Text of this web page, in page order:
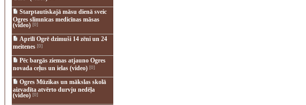
Starptautiskajā māsu dienā sveic
Ogres slimnīcas medicīnas māsas
(video)[0]
Aprīlī Ogrē dzimuši 14 zēni un 24
meitenes [0]
Pēc bargās ziemas atjauno Ogres
novada ceļus un ielas (video)[0]
Ogres Mūzikas un mākslas skolā
aizvadīta atvērto durvju nedēļa
(video)[0]